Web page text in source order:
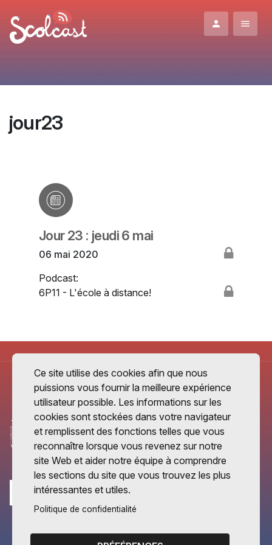
jour23
Jour 23 : jeudi 6 mai
06 mai 2020
Podcast:
6P11 - L'école à distance!
Ce site utilise des cookies afin que nous
puissions vous fournir la meilleure expérience
utilisateur possible. Les informations sur les
cookies sont stockées dans votre navigateur
et remplissent des fonctions telles que vous
reconnaître lorsque vous revenez sur notre
site Web et aider notre équipe à comprendre
les sections du site que vous trouvez les plus
intéressantes et utiles.
Politique de confidentialité